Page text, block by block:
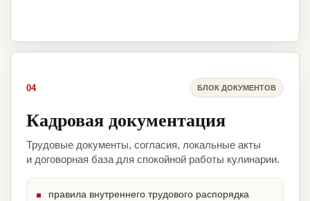
04 БЛОК ДОКУМЕНТОВ
Кадровая документация
Трудовые документы, согласия, локальные акты
и договорная база для спокойной работы кулинарии.
правила внутреннего трудового распорядка